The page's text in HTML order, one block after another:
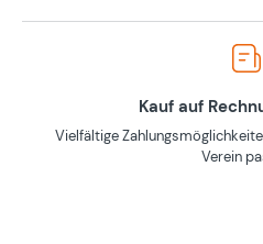
Kauf auf
Vielfältige
Verein